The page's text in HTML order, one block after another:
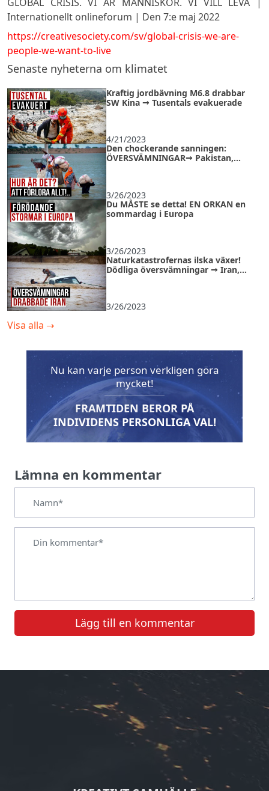
Internationellt onlineforum | Den 7:e maj 2022
https://creativesociety.com/sv/global-crisis-we-are-
people-we-want-to-live
Senaste nyheterna om klimatet
Kraftig jordbävning M6.8 drabbar
SW Kina → Tusentals evakuerade
4/21/2023
Den chockerande sanningen:
ÖVERSVÄMNINGAR→ Pakistan,
3/26/2023
Du MÅSTE se detta! EN ORKAN en
sommardag i Europa
3/26/2023
Naturkatastrofernas ilska växer!
Dödliga översvämningar → Iran,
3/26/2023
Visa alla →
Nu kan varje person verkligen göra
mycket!
FRAMTIDEN BEROR PÅ
INDIVIDENS PERSONLIGA VAL!
Lämna en kommentar
Lägg till en kommentar